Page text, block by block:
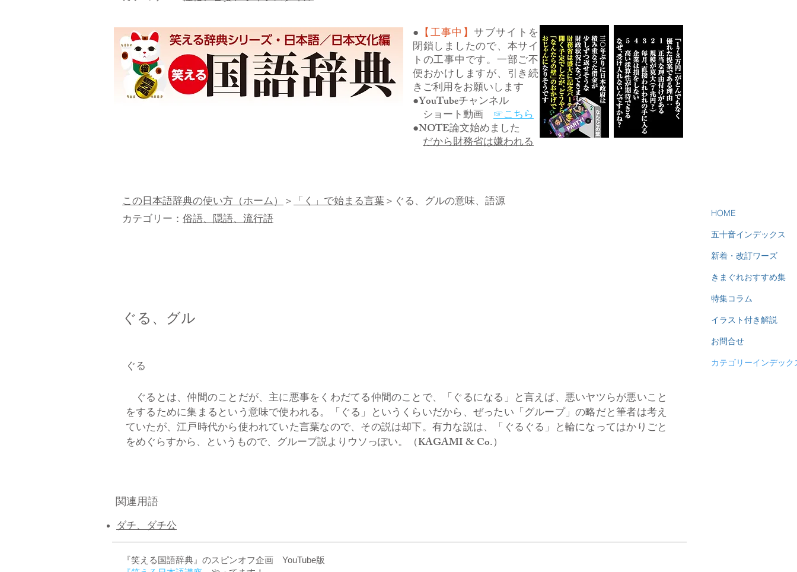
● 【工事中】サブサイトを
閉鎖しましたので、本サイ
トの工事中です。一部ご不
便おかけしますが、引き続
きご利用をお願いします
●YouTubeチャンネル
ショート動画 ☞こちら
●NOTE論文始めました
だから財務省は嫌われる
この日本語辞典の使い方（ホーム）＞「く」で始まる言葉＞ぐる、グルの意味、語源
カテゴリー： 俗語、隠語、流行語
ぐる、グル
ぐる
ぐるとは、仲間のことだが、主に悪事をくわだてる仲間のことで、「ぐるになる」と言えば、悪いヤツらが悪いこと
をするために集まるという意味で使われる。「ぐる」というくらいだから、ぜったい「グループ」の略だと筆者は考え
ていたが、江戸時代から使われていた言葉なので、その説は却下。有力な説は、「ぐるぐる」と輪になってはかりごと
をめぐらすから、というもので、グループ説よりウソっぽい。（KAGAMI & Co.）
関連用語
ダチ、ダチ公
HOME
五十音インデックス
新着・改訂ワーズ
きまぐれおすすめ集
特集コラム
イラスト付き解説
お問合せ
カテゴリーインデック
『笑える国語辞典』のスピンオフ企画 YouTube版